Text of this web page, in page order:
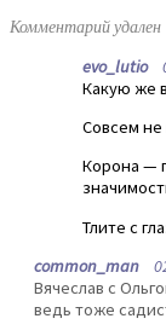
Комментарий удален
evo_lutio
Какую же
Совсем не
Корона —
Тлите с
common_man
Вячеслав с
ведь тоже